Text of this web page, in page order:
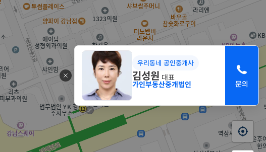
우리동네 공인중개사
김성원 대표
가인부동산중개법인